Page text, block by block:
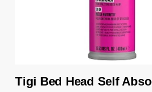
Tigi Bed Head Self